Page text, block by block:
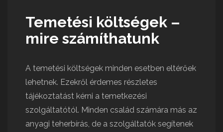
Temetési költségek –
mire számíthatunk
A temetési költségek minden esetben eltérőek
lehetnek. Ezekről érdemes részletes
tájékoztatást kérni a temetkezési
szolgáltatótól. Minden család számára más az
anyagi teherbírás, de a szolgáltatók segítenek